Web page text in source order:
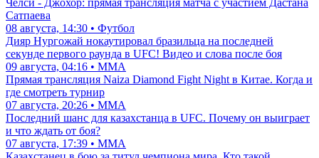
Челси - Джохор: прямая трансляция матча с участием Дастана
Сатпаева
08 августа, 14:30 • Футбол
Дияр Нургожай нокаутировал бразильца на последней
секунде первого раунда в UFC! Видео и слова после боя
09 августа, 04:16 • ММА
Прямая трансляция Naiza Diamond Fight Night в Китае. Когда и
где смотреть турнир
07 августа, 20:26 • ММА
Последний шанс для казахстанца в UFC. Почему он выиграет
и что ждать от боя?
07 августа, 17:39 • ММА